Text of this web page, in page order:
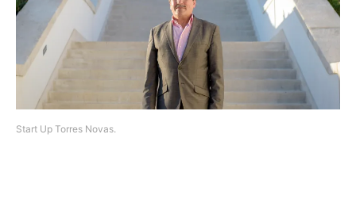
Start Up Torres Novas.